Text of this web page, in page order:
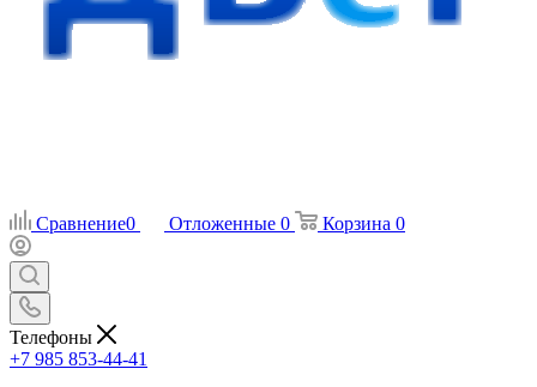
Сравнение0 Отложенные 0 Корзина 0
Телефоны
+7 985 853-44-41